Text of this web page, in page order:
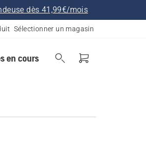
dès 41,99€/mois
Sélectionner un magasin
en cours